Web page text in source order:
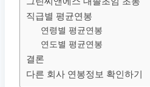
직급별 평균연봉
연령별 평균연봉
연도별 평균연봉
결론
다른 회사 연봉정보 확인하기